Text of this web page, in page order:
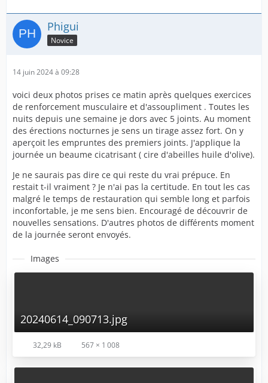
Phigui
Novice
14 juin 2024 à 09:28
voici deux photos prises ce matin après quelques exercices
de renforcement musculaire et d'assoupliment . Toutes les
nuits depuis une semaine je dors avec 5 joints. Au moment
des érections nocturnes je sens un tirage assez fort. On y
aperçoit les empruntes des premiers joints. J'applique la
journée un beaume cicatrisant ( cire d'abeilles huile d'olive).
Je ne saurais pas dire ce qui reste du vrai prépuce. En
restait t-il vraiment ? Je n'ai pas la certitude. En tout les cas
malgré le temps de restauration qui semble long et parfois
inconfortable, je me sens bien. Encouragé de découvrir de
nouvelles sensations. D'autres photos de différents moment
de la journée seront envoyés.
Images
20240614_090713.jpg
32,29 kB 567 × 1 008